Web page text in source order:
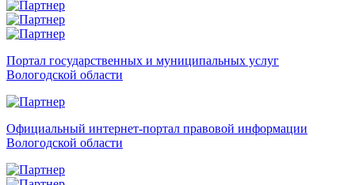
Портал государственных и муниципальных услуг
Вологодской области
Официальный интернет-портал правовой информации
Вологодской области